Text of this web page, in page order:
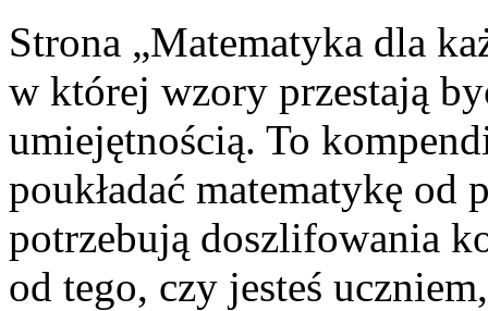
Strona „Matematyka dla
w której wzory przestają
umiejętnością. To
poukładać matematykę od
potrzebują doszlifowania
od tego, czy jesteś